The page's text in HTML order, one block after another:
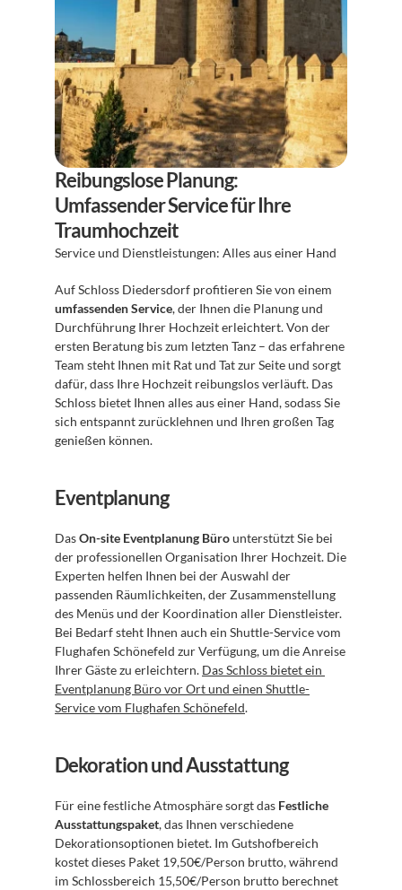
Reibungslose Planung:
Umfassender Service für Ihre
Traumhochzeit
Service und Dienstleistungen: Alles aus einer Hand
umfassenden Service, der Ihnen die Planung und
Durchführung Ihrer Hochzeit erleichtert. Von der
ersten Beratung bis zum letzten Tanz – das erfahrene
Team steht Ihnen mit Rat und Tat zur Seite und sorgt
dafür, dass Ihre Hochzeit reibungslos verläuft. Das
Schloss bietet Ihnen alles aus einer Hand, sodass Sie
sich entspannt zurücklehnen und Ihren großen Tag
genießen können.
Eventplanung
Das On-site Eventplanung Büro unterstützt Sie bei
der professionellen Organisation Ihrer Hochzeit. Die
Experten helfen Ihnen bei der Auswahl der
passenden Räumlichkeiten, der Zusammenstellung
des Menüs und der Koordination aller Dienstleister.
Bei Bedarf steht Ihnen auch ein Shuttle-Service vom
Flughafen Schönefeld zur Verfügung, um die Anreise
Ihrer Gäste zu erleichtern. Das Schloss bietet ein
Eventplanung Büro vor Ort und einen Shuttle-
Service vom Flughafen Schönefeld.
Dekoration und Ausstattung
Für eine festliche Atmosphäre sorgt das Festliche
Ausstattungspaket, das Ihnen verschiedene
Dekorationsoptionen bietet. Im Gutshofbereich
kostet dieses Paket 19,50€/Person brutto, während
im Schlossbereich 15,50€/Person brutto berechnet